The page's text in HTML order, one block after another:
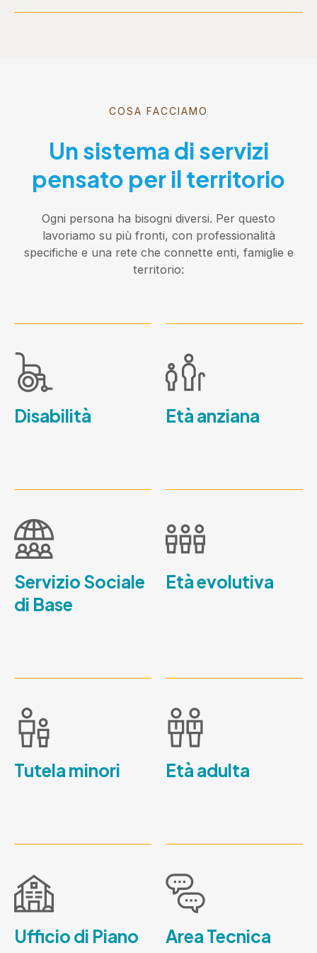
COSA FACCIAMO
Un sistema di servizi
pensato per il territorio
Ogni persona ha bisogni diversi. Per questo
lavoriamo su più fronti, con professionalità
specifiche e una rete che connette enti, famiglie e
territorio:
Disabilità Età anziana
Servizio Sociale
di Base
Età evolutiva
Tutela minori Età adulta
Ufficio di Piano Area Tecnica